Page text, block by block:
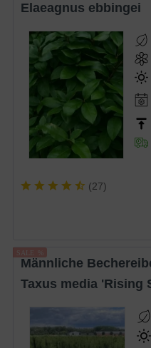
Elaeagnus ebbingei
(27)
männliche
Taxus media 'Rising